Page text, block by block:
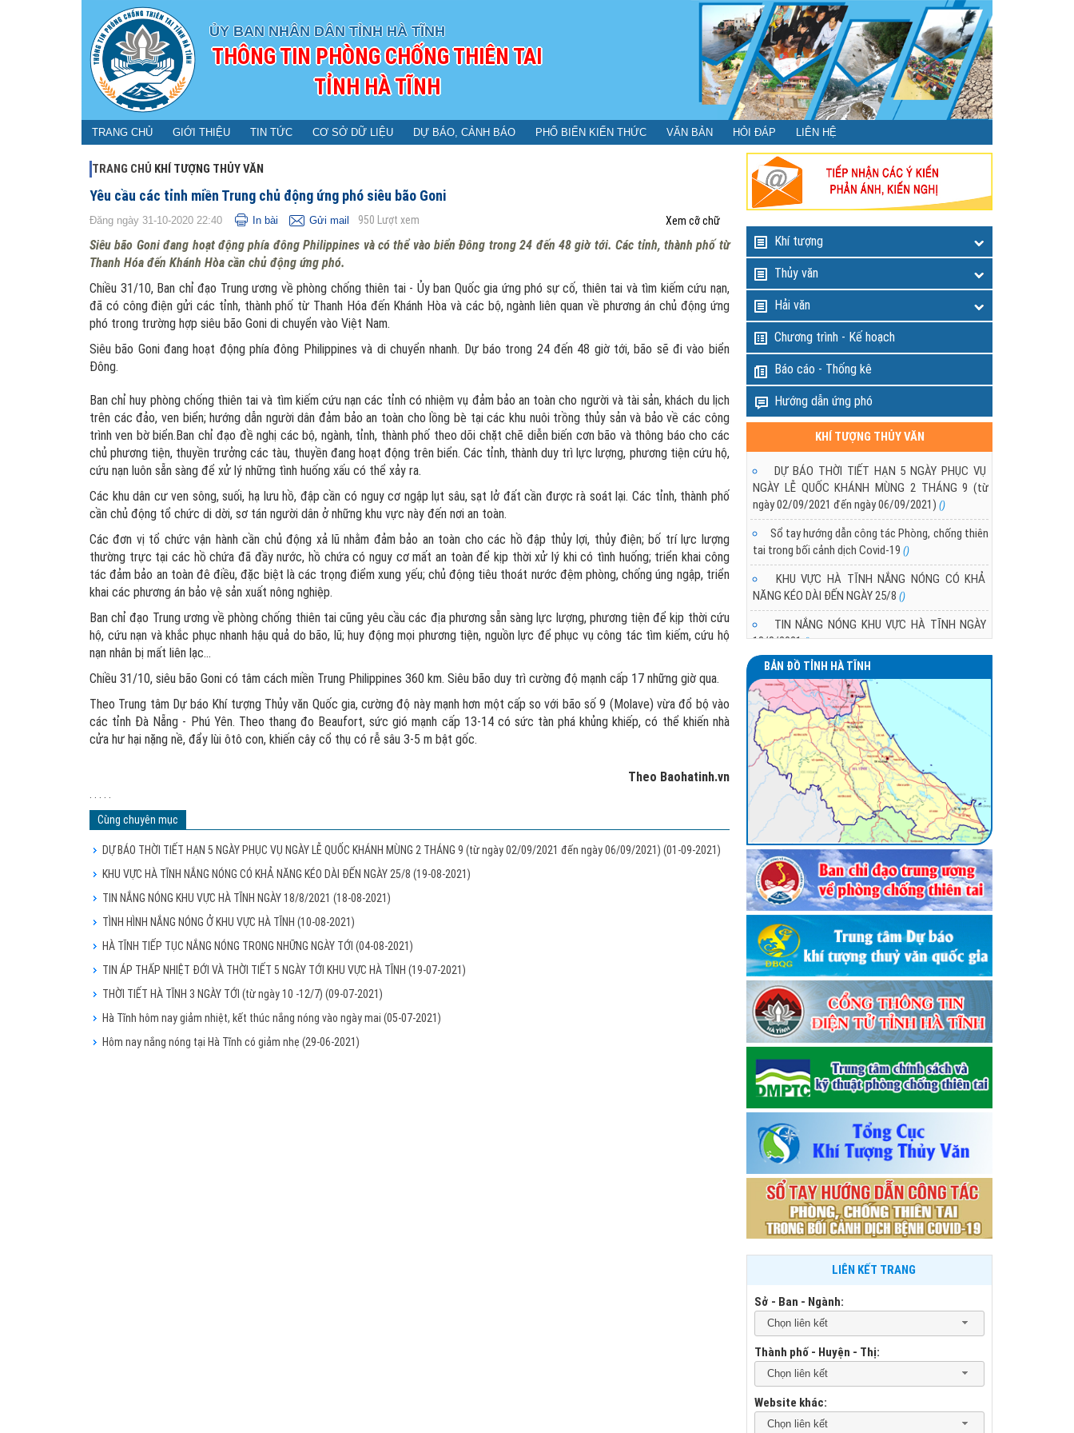
ỦY BAN NHÂN DÂN TỈNH HÀ TĨNH
THÔNG TIN PHÒNG CHỐNG THIÊN TAI
TỈNH HÀ TĨNH
TRANG CHỦ GIỚI THIỆU TIN TỨC CƠ SỞ DỮ LIỆU DỰ BÁO, CẢNH BÁO PHỔ BIẾN KIẾN THỨC VĂN BẢN HỎI ĐÁP LIÊN HỆ
TRANG CHỦ KHÍ TƯỢNG THỦY VĂN
Yêu cầu các tỉnh miền Trung chủ động ứng phó siêu bão Goni
Đăng ngày 31-10-2020 22:40 In bài Gửi mail 950 Lượt xem Xem cỡ chữ
Siêu bão Goni đang hoạt động phía đông Philippines và có thể vào biển Đông trong 24 đến 48 giờ tới. Các tỉnh, thành phố từ
Thanh Hóa đến Khánh Hòa cần chủ động ứng phó.
Chiều 31/10, Ban chỉ đạo Trung ương về phòng chống thiên tai - Ủy ban Quốc gia ứng phó sự cố, thiên tai và tìm kiếm cứu nạn,
đã có công điện gửi các tỉnh, thành phố từ Thanh Hóa đến Khánh Hòa và các bộ, ngành liên quan về phương án chủ động ứng
phó trong trường hợp siêu bão Goni di chuyển vào Việt Nam.
Siêu bão Goni đang hoạt động phía đông Philippines và di chuyển nhanh. Dự báo trong 24 đến 48 giờ tới, bão sẽ đi vào biển
Đông.
Ban chỉ huy phòng chống thiên tai và tìm kiếm cứu nạn các tỉnh có nhiệm vụ đảm bảo an toàn cho người và tài sản, khách du lịch
trên các đảo, ven biển; hướng dẫn người dân đảm bảo an toàn cho lồng bè tại các khu nuôi trồng thủy sản và bảo về các công
trình ven bờ biển.Ban chỉ đạo đề nghị các bộ, ngành, tỉnh, thành phố theo dõi chặt chẽ diễn biến cơn bão và thông báo cho các
chủ phương tiện, thuyền trưởng các tàu, thuyền đang hoạt động trên biển. Các tỉnh, thành duy trì lực lượng, phương tiện cứu hộ,
cứu nạn luôn sẵn sàng để xử lý những tình huống xấu có thể xảy ra.
Các khu dân cư ven sông, suối, hạ lưu hồ, đập cần có nguy cơ ngập lụt sâu, sạt lở đất cần được rà soát lại. Các tỉnh, thành phố
cần chủ động tổ chức di dời, sơ tán người dân ở những khu vực này đến nơi an toàn.
Các đơn vị tổ chức vận hành cần chủ động xả lũ nhằm đảm bảo an toàn cho các hồ đập thủy lợi, thủy điện; bố trí lực lượng
thường trực tại các hồ chứa đã đầy nước, hồ chứa có nguy cơ mất an toàn để kịp thời xử lý khi có tình huống; triển khai công
tác đảm bảo an toàn đê điều, đặc biệt là các trọng điểm xung yếu; chủ động tiêu thoát nước đệm phòng, chống úng ngập, triển
khai các phương án bảo vệ sản xuất nông nghiệp.
Ban chỉ đạo Trung ương về phòng chống thiên tai cũng yêu cầu các địa phương sẵn sàng lực lượng, phương tiện để kịp thời cứu
hộ, cứu nạn và khắc phục nhanh hậu quả do bão, lũ; huy động mọi phương tiện, nguồn lực để phục vụ công tác tìm kiếm, cứu hộ
nạn nhân bị mất liên lạc...
Chiều 31/10, siêu bão Goni có tâm cách miền Trung Philippines 360 km. Siêu bão duy trì cường độ mạnh cấp 17 những giờ qua.
Theo Trung tâm Dự báo Khí tượng Thủy văn Quốc gia, cường độ này mạnh hơn một cấp so với bão số 9 (Molave) vừa đổ bộ vào
các tỉnh Đà Nẵng - Phú Yên. Theo thang đo Beaufort, sức gió mạnh cấp 13-14 có sức tàn phá khủng khiếp, có thể khiến nhà
cửa hư hại nặng nề, đẩy lùi ôtô con, khiến cây cổ thụ có rễ sâu 3-5 m bật gốc.
Theo Baohatinh.vn
Cùng chuyên mục
DỰ BÁO THỜI TIẾT HẠN 5 NGÀY PHỤC VỤ NGÀY LỄ QUỐC KHÁNH MÙNG 2 THÁNG 9 (từ ngày 02/09/2021 đến ngày 06/09/2021) (01-09-2021)
KHU VỰC HÀ TĨNH NẮNG NÓNG CÓ KHẢ NĂNG KÉO DÀI ĐẾN NGÀY 25/8 (19-08-2021)
TIN NẮNG NÓNG KHU VỰC HÀ TĨNH NGÀY 18/8/2021 (18-08-2021)
TÌNH HÌNH NẮNG NÓNG Ở KHU VỰC HÀ TĨNH (10-08-2021)
HÀ TĨNH TIẾP TỤC NẮNG NÓNG TRONG NHỮNG NGÀY TỚI (04-08-2021)
TIN ÁP THẤP NHIỆT ĐỚI VÀ THỜI TIẾT 5 NGÀY TỚI KHU VỰC HÀ TĨNH (19-07-2021)
THỜI TIẾT HÀ TĨNH 3 NGÀY TỚI (từ ngày 10 -12/7) (09-07-2021)
Hà Tĩnh hôm nay giảm nhiệt, kết thúc nắng nóng vào ngày mai (05-07-2021)
Hôm nay nắng nóng tại Hà Tĩnh có giảm nhẹ (29-06-2021)
Khí tượng
Thủy văn
Hải văn
Chương trình - Kế hoạch
Báo cáo - Thống kê
Hướng dẫn ứng phó
KHÍ TƯỢNG THỦY VĂN
DỰ BÁO THỜI TIẾT HẠN 5 NGÀY PHỤC VỤ
NGÀY LỄ QUỐC KHÁNH MÙNG 2 THÁNG 9 (từ
ngày 02/09/2021 đến ngày 06/09/2021) ()
Sổ tay hướng dẫn công tác Phòng, chống thiên
tai trong bối cảnh dịch Covid-19 ()
KHU VỰC HÀ TĨNH NẮNG NÓNG CÓ KHẢ
NĂNG KÉO DÀI ĐẾN NGÀY 25/8 ()
TIN NẮNG NÓNG KHU VỰC HÀ TĨNH NGÀY
18/8/2021()
TÌNH HÌNH NẮNG NÓNG Ở KHU VỰC HÀ TĨNH
()
BẢN ĐỒ TỈNH HÀ TĨNH
LIÊN KẾT TRANG
Sở - Ban - Ngành:
Chọn liên kết
Thành phố - Huyện - Thị:
Chọn liên kết
Website khác:
Chọn liên kết